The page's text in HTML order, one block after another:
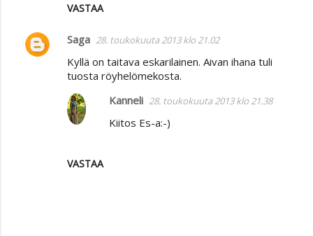
VASTAA
Saga 28. toukokuuta 2013 klo 21.02
Kyllä on taitava eskarilainen. Aivan ihana tuli
tuosta röyhelömekosta.
VASTAA
Kanneli 28. toukokuuta 2013 klo 21.38
Kiitos Es-a:-)